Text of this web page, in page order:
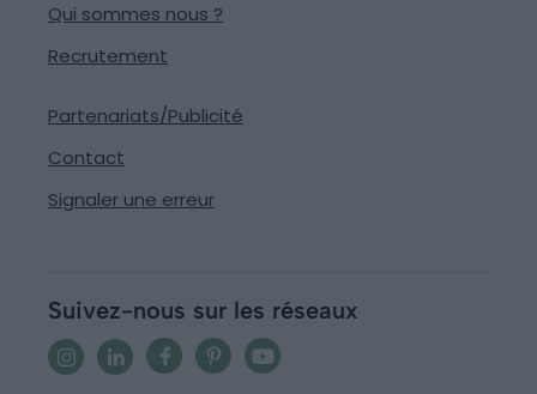
Qui sommes nous ?
Recrutement
Partenariats/Publicité
Contact
Signaler une erreur
Suivez-nous sur les réseaux